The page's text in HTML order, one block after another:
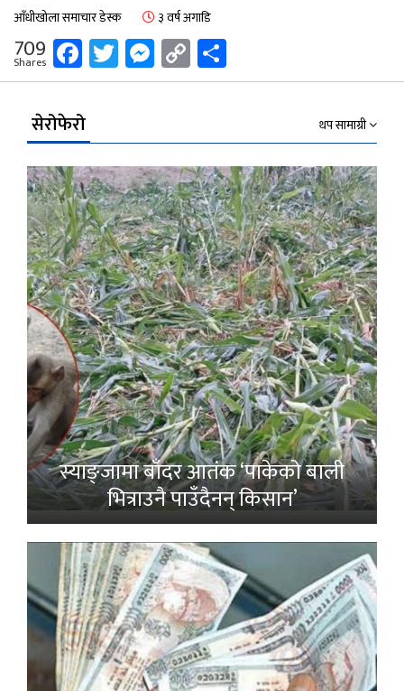
आँधीखोला समाचार डेस्क ३ वर्ष अगाडि
709
Shares Facebook
Twitter
Messenger
Copy
Link
सेरोफेरो थप सामाग्री
स्याङ्जामा बाँदर आतंक ‘पाकेको बाली
भित्राउनै पाउँदैनन् किसान’